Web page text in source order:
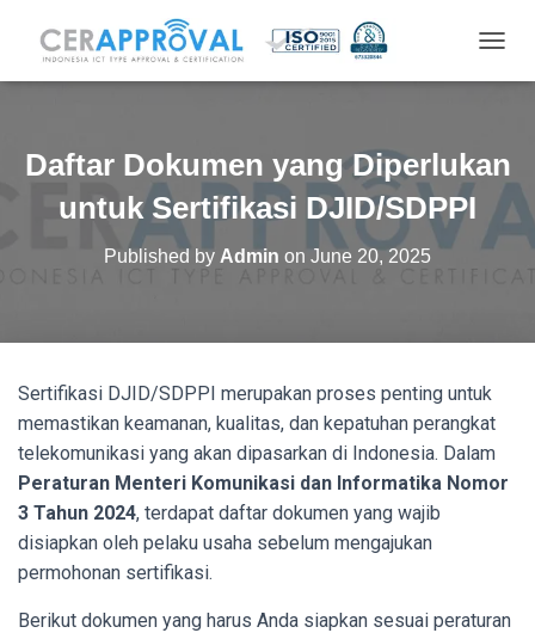
O
E
N
Daftar Dokumen yang Diperlukan
untuk Sertifikasi DJID/SDPPI
Published by Admin on June 20, 2025
Sertifikasi DJID/SDPPI merupakan proses penting untuk
memastikan keamanan, kualitas, dan kepatuhan perangkat
telekomunikasi yang akan dipasarkan di Indonesia. Dalam
Peraturan Menteri Komunikasi dan Informatika Nomor
3 Tahun 2024, terdapat daftar dokumen yang wajib
disiapkan oleh pelaku usaha sebelum mengajukan
permohonan sertifikasi.
Berikut dokumen yang harus Anda siapkan sesuai peraturan